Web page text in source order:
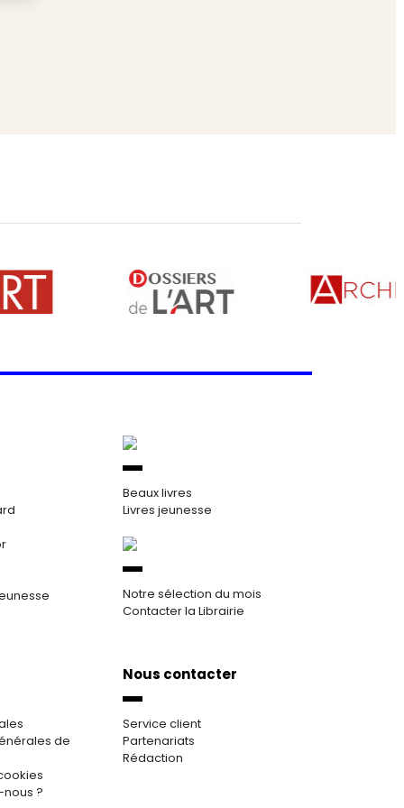
Beaux livres
Livres jeunesse
Notre sélection du mois
Contacter la Librairie
de
?
Nous contacter
Service client
Partenariats
Rédaction